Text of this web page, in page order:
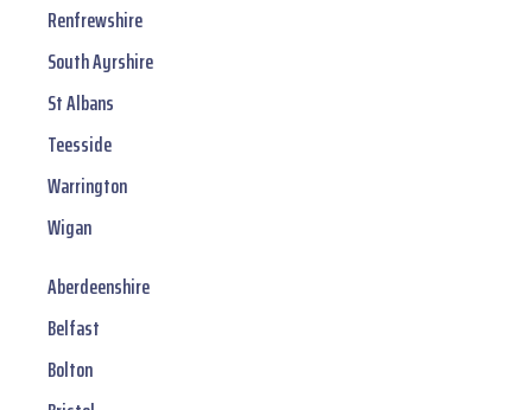
Renfrewshire
South Ayrshire
St Albans
Teesside
Warrington
Wigan
Aberdeenshire
Belfast
Bolton